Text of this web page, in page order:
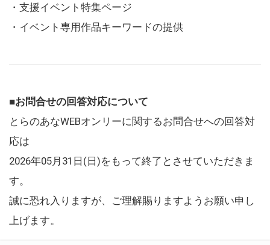
・支援イベント特集ページ
・イベント専用作品キーワードの提供
■お問合せの回答対応について
とらのあなWEBオンリーに関するお問合せへの回答対
応は
2026年05月31日(日)をもって終了とさせていただきま
す。
誠に恐れ入りますが、ご理解賜りますようお願い申し
上げます。